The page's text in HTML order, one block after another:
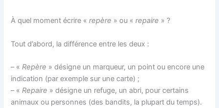
À quel moment écrire «repère » ou «repaire » ?
Tout d’abord, la différence entre les deux :
– «Repère » désigne un marqueur, un point ou encore une
indication (par exemple sur une carte) ;
– «Repaire » désigne un refuge, un abri, pour certains
animaux ou personnes (des bandits, la plupart du temps).